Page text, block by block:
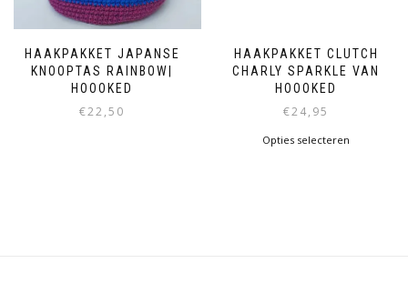
HAAKPAKKET JAPANSE
KNOOPTAS RAINBOW|
HOOOKED
€22,50
HAAKPAKKET CLUTCH
CHARLY SPARKLE VAN
HOOOKED
€24,95
Opties selecteren